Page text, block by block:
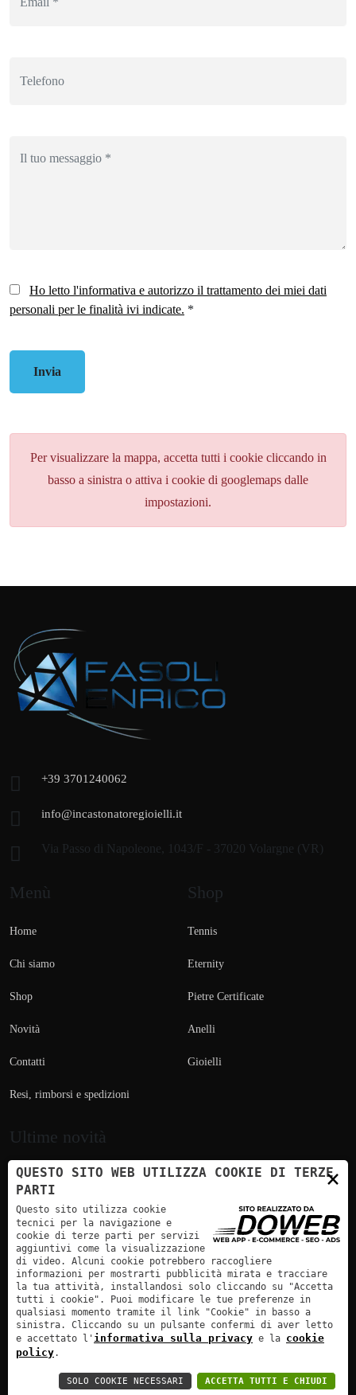
Ho letto l'informativa e autorizzo il trattamento dei miei dati
personali per le finalità ivi indicate. *
Invia
Per visualizzare la mappa, accetta tutti i cookie cliccando in
basso a sinistra o attiva i cookie di googlemaps dalle
impostazioni.
+39 3701240062
info@incastonatoregioielli.it
Via Passo di Napoleone, 1043/F - 37020 Volargne (VR)
Menù
Home
Chi siamo
Shop
Novità
Contatti
Resi, rimborsi e spedizioni
Shop
Tennis
Eternity
Pietre Certificate
Anelli
Gioielli
Ultime novità
Pagamento sicuro | Bonifico Bancario
Incastonatore Enrico Fasoli - P.Iva: 0276533 023 4 | Doweb :
×
QUESTO SITO WEB UTILIZZA COOKIE DI TERZE
PARTI
Questo sito utilizza cookie
tecnici per la navigazione e
cookie di terze parti per servizi
aggiuntivi come la visualizzazione
di video. Alcuni cookie potrebbero raccogliere
informazioni per mostrarti pubblicità mirata e tracciare
la tua attività, installandosi solo cliccando su "Accetta
tutti i cookie". Puoi modificare le tue preferenze in
qualsiasi momento tramite il link "Cookie" in basso a
sinistra. Cliccando su un pulsante confermi di aver letto
e accettato l' informativa sulla privacy e la cookie
policy.
ACCETTA TUTTI E CHIUDI
SOLO COOKIE NECESSARI